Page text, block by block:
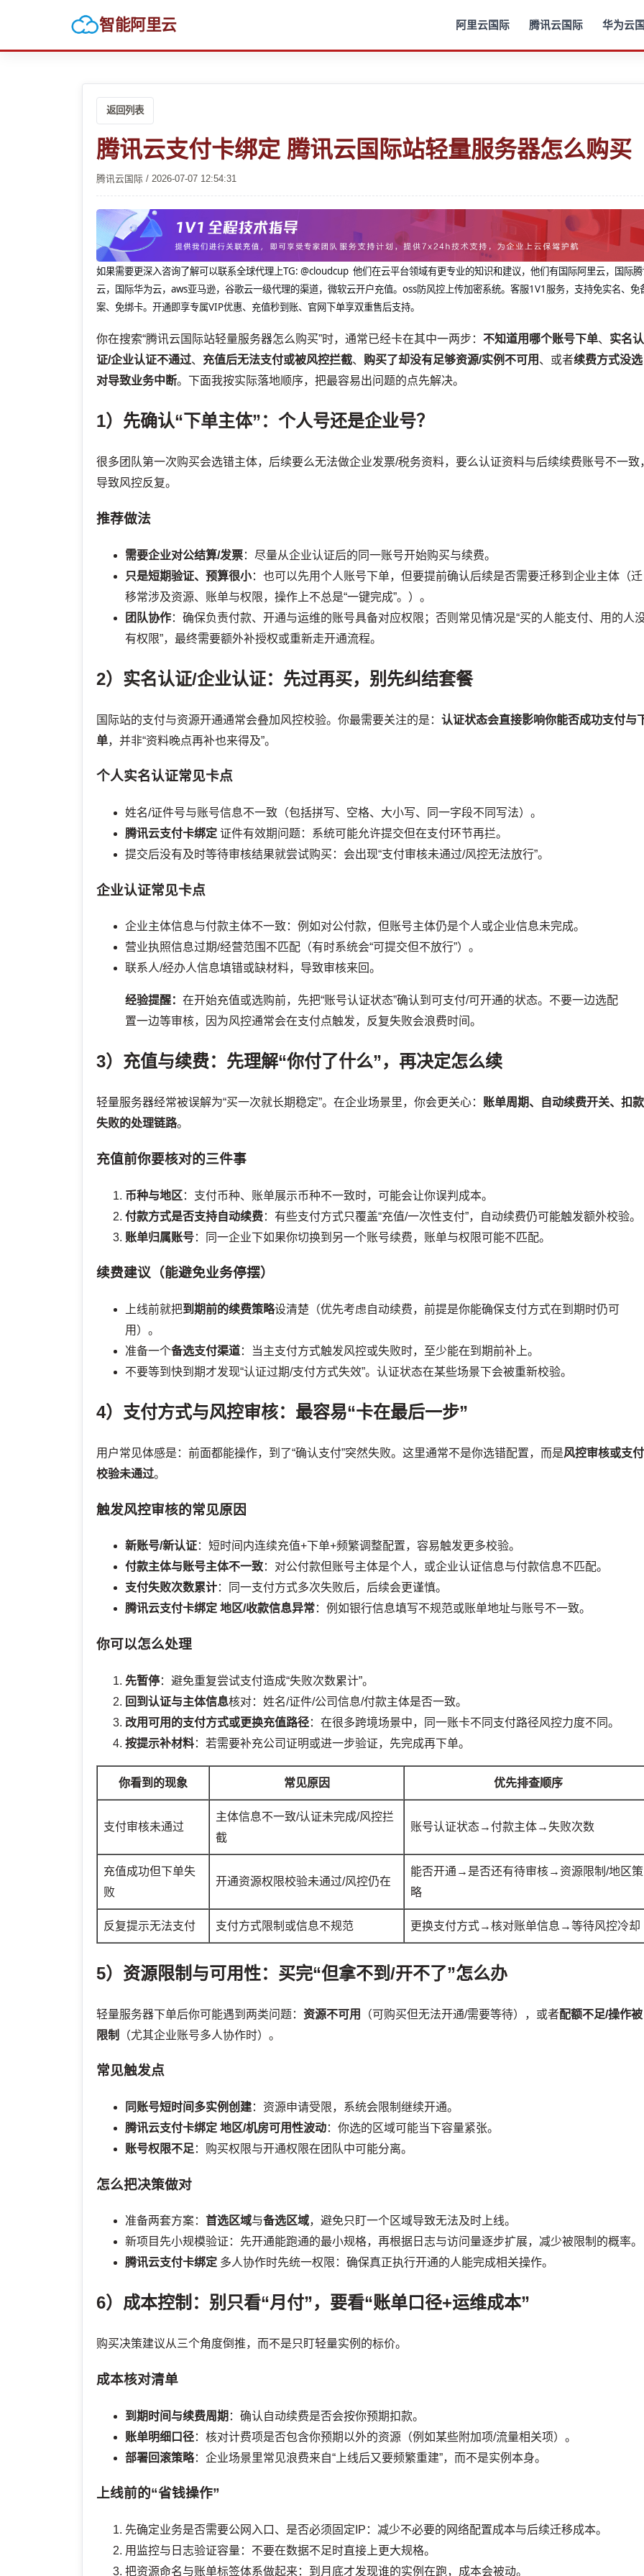
智能阿里云 阿里云国际 腾讯云国际 华为云
返回列表
腾讯云支付卡绑定 腾讯云国际站轻量服务器怎么购买
腾讯云国际 / 2026-07-07 12:54:31
如果需要更深入咨询了解可以联系全球代理上TG: @cloudcup 他们在云平台领域有更专业的知识和建议，他们有国际阿里云，国际
云，国际华为云，aws亚马逊，谷歌云一级代理的渠道，微软云开户充值。oss防风控上传加密系统。客服1V1服务，支持免实名、免
案、免绑卡。开通即享专属VIP优惠、充值秒到账、官网下单享双重售后支持。
你在搜索“腾讯云国际站轻量服务器怎么购买”时，通常已经卡在其中一两步：不知道用哪个账号下单、 实名认
证/企业认证不通过、 充值后无法支付或被风控拦截、 购买了却没有足够资源/实例不可用 、或者续费方式没选
对导致业务中断。下面我按实际落地顺序，把最容易出问题的点先解决。
1）先确认“下单主体”：个人号还是企业号？
很多团队第一次购买会选错主体，后续要么无法做企业发票/税务资料，要么认证资料与后续续费账号不一致
导致风控反复。
推荐做法
需要企业对公结算/发票：尽量从企业认证后的同一账号开始购买与续费。
只是短期验证、预算很小：也可以先用个人账号下单，但要提前确认后续是否需要迁移到企业主体（迁
移常涉及资源、账单与权限，操作上不总是“一键完成”。）。
团队协作：确保负责付款、开通与运维的账号具备对应权限；否则常见情况是“买的人能支付、用的人
有权限”，最终需要额外补授权或重新走开通流程。
2）实名认证/企业认证：先过再买，别先纠结套餐
国际站的支付与资源开通通常会叠加风控校验。你最需要关注的是：认证状态会直接影响你能否成功支付与
单，并非“资料晚点再补也来得及”。
个人实名认证常见卡点
姓名/证件号与账号信息不一致（包括拼写、空格、大小写、同一字段不同写法）。
腾讯云支付卡绑定 证件有效期问题：系统可能允许提交但在支付环节再拦。
提交后没有及时等待审核结果就尝试购买：会出现“支付审核未通过/风控无法放行”。
企业认证常见卡点
企业主体信息与付款主体不一致：例如对公付款，但账号主体仍是个人或企业信息未完成。
营业执照信息过期/经营范围不匹配（有时系统会“可提交但不放行”）。
联系人/经办人信息填错或缺材料，导致审核来回。
经验提醒：在开始充值或选购前，先把“账号认证状态”确认到可支付/可开通的状态。不要一边选配
置一边等审核，因为风控通常会在支付点触发，反复失败会浪费时间。
3）充值与续费：先理解“你付了什么”，再决定怎么续
轻量服务器经常被误解为“买一次就长期稳定”。在企业场景里，你会更关心： 账单周期、自动续费开关、扣款
失败的处理链路。
充值前你要核对的三件事
币种与地区 ：支付币种、账单展示币种不一致时，可能会让你误判成本。
付款方式是否支持自动续费：有些支付方式只覆盖“充值/一次性支付”，自动续费仍可能触发额外校验。
账单归属账号：同一企业下如果你切换到另一个账号续费，账单与权限可能不匹配。
续费建议（能避免业务停摆）
上线前就把到期前的续费策略设清楚（优先考虑自动续费，前提是你能确保支付方式在到期时仍可
用）。
准备一个备选支付渠道：当主支付方式触发风控或失败时，至少能在到期前补上。
不要等到快到期才发现“认证过期/支付方式失效”。认证状态在某些场景下会被重新校验。
4）支付方式与风控审核：最容易“卡在最后一步”
用户常见体感是：前面都能操作，到了“确认支付”突然失败。这里通常不是你选错配置，而是风控审核或支付
校验未通过。
触发风控审核的常见原因
新账号/新认证：短时间内连续充值+下单+频繁调整配置，容易触发更多校验。
付款主体与账号主体不一致：对公付款但账号主体是个人，或企业认证信息与付款信息不匹配。
支付失败次数累计：同一支付方式多次失败后，后续会更谨慎。
腾讯云支付卡绑定 地区/收款信息异常：例如银行信息填写不规范或账单地址与账号不一致。
你可以怎么处理
先暂停：避免重复尝试支付造成“失败次数累计”。
回到认证与主体信息核对：姓名/证件/公司信息/付款主体是否一致。
改用可用的支付方式或更换充值路径：在很多跨境场景中，同一账卡不同支付路径风控力度不同。
按提示补材料：若需要补充公司证明或进一步验证，先完成再下单。
你看到的现象 常见原因 优先排查顺序
支付审核未通过
主体信息不一致/认证未完成/风控拦
截
账号认证状态→付款主体→失败次数
充值成功但下单失
败
开通资源权限校验未通过/风控仍在
能否开通→是否还有待审核→资源限制/地区策
略
反复提示无法支付 支付方式限制或信息不规范 更换支付方式→核对账单信息→等待风控冷却
5）资源限制与可用性：买完“但拿不到/开不了”怎么办
轻量服务器下单后你可能遇到两类问题：资源不可用 （可购买但无法开通/需要等待），或者配额不足/操作被
限制
（尤其企业账号多人协作时）。
常见触发点
同账号短时间多实例创建：资源申请受限，系统会限制继续开通。
腾讯云支付卡绑定 地区/机房可用性波动：你选的区域可能当下容量紧张。
账号权限不足 ：购买权限与开通权限在团队中可能分离。
怎么把决策做对
准备两套方案：首选区域与备选区域，避免只盯一个区域导致无法及时上线。
新项目先小规模验证：先开通能跑通的最小规格，再根据日志与访问量逐步扩展，减少被限制的概率。
腾讯云支付卡绑定 多人协作时先统一权限：确保真正执行开通的人能完成相关操作。
6）成本控制：别只看“月付”，要看“账单口径+运维成本”
购买决策建议从三个角度倒推，而不是只盯轻量实例的标价。
成本核对清单
到期时间与续费周期 ：确认自动续费是否会按你预期扣款。
账单明细口径：核对计费项是否包含你预期以外的资源（例如某些附加项/流量相关项）。
部署回滚策略：企业场景里常见浪费来自“上线后又要频繁重建”，而不是实例本身。
上线前的“省钱操作”
先确定业务是否需要公网入口、是否必须固定IP：减少不必要的网络配置成本与后续迁移成本。
用监控与日志验证容量：不要在数据不足时直接上更大规格。
把资源命名与账单标签体系做起来：到月底才发现谁的实例在跑，成本会被动。